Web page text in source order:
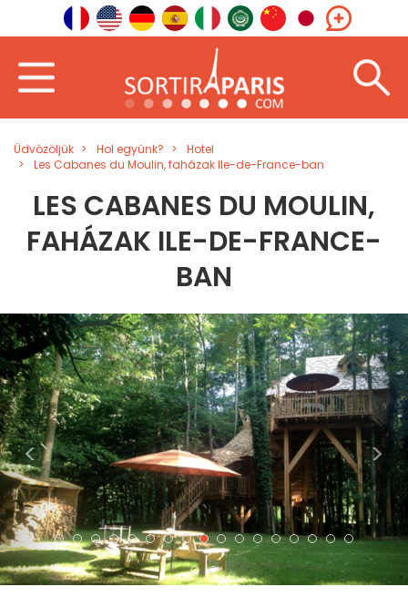
Üdvözöljük Hol együnk?
Hotel
Les Cabanes du Moulin, faházak Ile-de-France-ban
LES CABANES DU MOULIN,
FAHÁZAK ILE-DE-FRANCE-
BAN
< >